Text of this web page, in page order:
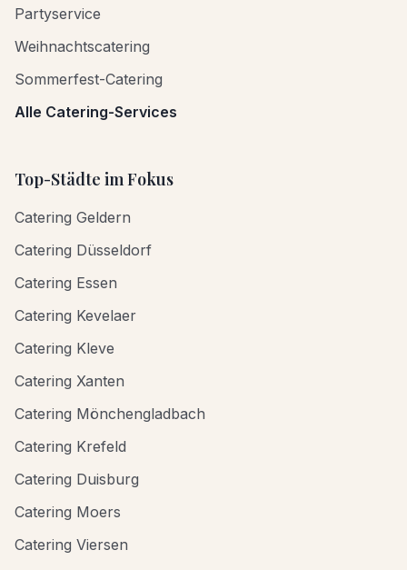
Partyservice
Weihnachtscatering
Sommerfest-Catering
Alle Catering-Services
Top-Städte im Fokus
Catering Geldern
Catering Düsseldorf
Catering Essen
Catering Kevelaer
Catering Kleve
Catering Xanten
Catering Mönchengladbach
Catering Krefeld
Catering Duisburg
Catering Moers
Catering Viersen